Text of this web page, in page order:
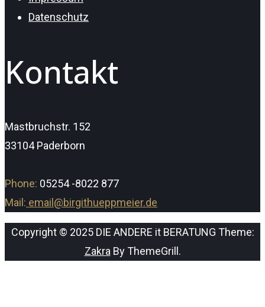
Datenschutz
Kontakt
Mastbruchstr. 152
33104 Paderborn
Phone: 05254 -8022 877
Mail: email@birgithueppmeier.de
Copyright © 2025 DIE ANDERE it BERATUNG Theme:
Zakra By ThemeGrill.